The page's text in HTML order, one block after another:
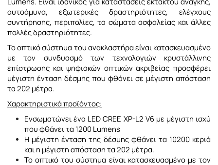
αυτοάμυνα, εξωτερικές δραστηριότητες, ελέγχους
συντήρησης, περιπολίες, τα σώματα ασφαλείας και άλλες
πολλές δραστηριότητες.
Το οπτικό σύστημα του ανακλαστήρα είναι κατασκευασμένο
με τον συνδυασμό των τεχνολογιών κρυστάλλινης
επίστρωσης και ψηφιακών οπτικών ακριβείας προσφέρει
μέγιστη ένταση δέσμης που φθάνει σε μέγιστη απόσταση
τα 202 μέτρα.
Χαρακτηριστικά προϊόντος:
Ενσωματώνει ένα LED CREE XP-L2 V6 με μέγιστη ισχύ
που φθάνει τα 1200 Lumens
Η μέγιστη ένταση της δέσμης φθάνει τα 10200 κεριά
και η μέγιστη απόσταση τα 202 μέτρα.
Το οπτικό του σύστημα είναι κατασκευασμένο με τον